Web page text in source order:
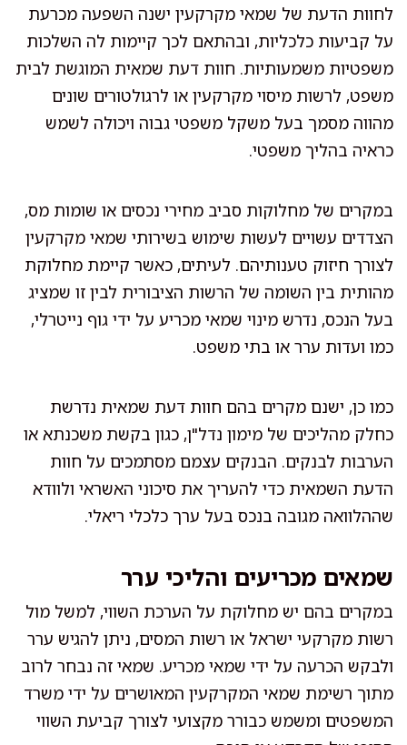
לחוות הדעת של שמאי מקרקעין ישנה השפעה מכרעת
על קביעות כלכליות, ובהתאם לכך קיימות לה השלכות
משפטיות משמעותיות. חוות דעת שמאית המוגשת לבית
משפט, לרשות מיסוי מקרקעין או לרגולטורים שונים
מהווה מסמך בעל משקל משפטי גבוה ויכולה לשמש
כראיה בהליך משפטי.
במקרים של מחלוקות סביב מחירי נכסים או שומות מס,
הצדדים עשויים לעשות שימוש בשירותי שמאי מקרקעין
לצורך חיזוק טענותיהם. לעיתים, כאשר קיימת מחלוקת
מהותית בין השומה של הרשות הציבורית לבין זו שמציג
בעל הנכס, נדרש מינוי שמאי מכריע על ידי גוף נייטרלי,
כמו ועדות ערר או בתי משפט.
כמו כן, ישנם מקרים בהם חוות דעת שמאית נדרשת
כחלק מהליכים של מימון נדל"ן, כגון בקשת משכנתא או
הערבות לבנקים. הבנקים עצמם מסתמכים על חוות
הדעת השמאית כדי להעריך את סיכוני האשראי ולוודא
שההלוואה מגובה בנכס בעל ערך כלכלי ריאלי.
שמאים מכריעים והליכי ערר
במקרים בהם יש מחלוקת על הערכת השווי, למשל מול
רשות מקרקעי ישראל או רשות המסים, ניתן להגיש ערר
ולבקש הכרעה על ידי שמאי מכריע. שמאי זה נבחר לרוב
מתוך רשימת שמאי המקרקעין המאושרים על ידי משרד
המשפטים ומשמש כבורר מקצועי לצורך קביעת השווי